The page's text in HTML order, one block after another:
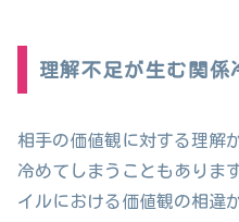
理解不足が生む関係
相手の価値観に対する理解
冷めてしまうこともありま
イルにおける価値観の相違